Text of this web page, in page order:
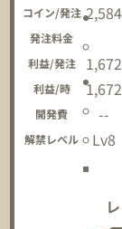
コイン/発注 2,584
発注料金
利益/発注 1,672
利益/時 1,672
開発費 --
解禁レベル Lv8